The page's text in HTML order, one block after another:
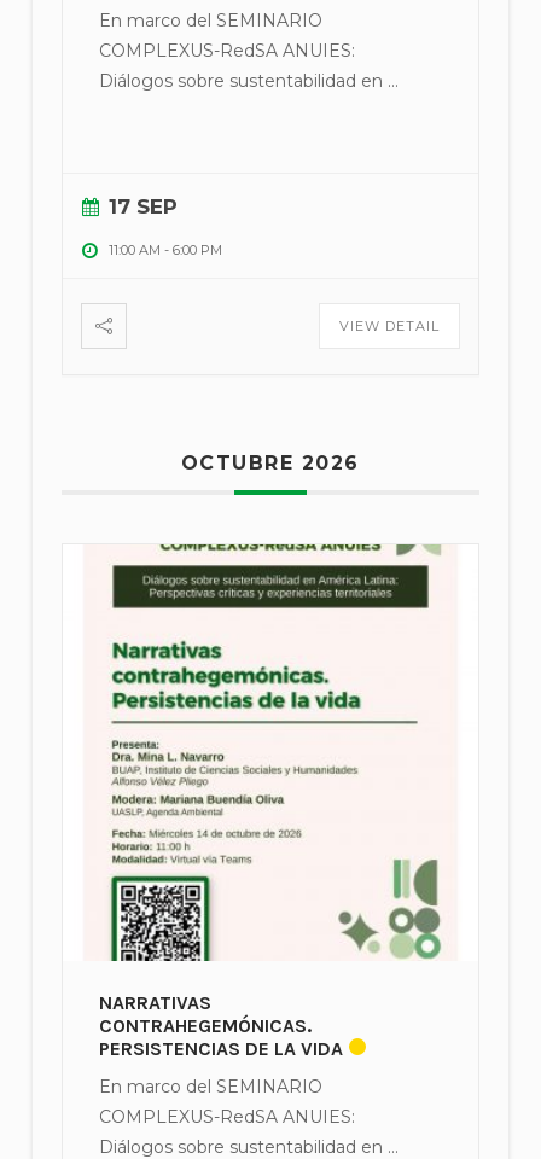
En marco del SEMINARIO
COMPLEXUS-RedSA ANUIES:
Diálogos sobre sustentabilidad en ...
17 SEP
11:00 AM - 6:00 PM
VIEW DETAIL
OCTUBRE 2026
NARRATIVAS
CONTRAHEGEMÓNICAS.
PERSISTENCIAS DE LA VIDA
En marco del SEMINARIO
COMPLEXUS-RedSA ANUIES:
Diálogos sobre sustentabilidad en ...